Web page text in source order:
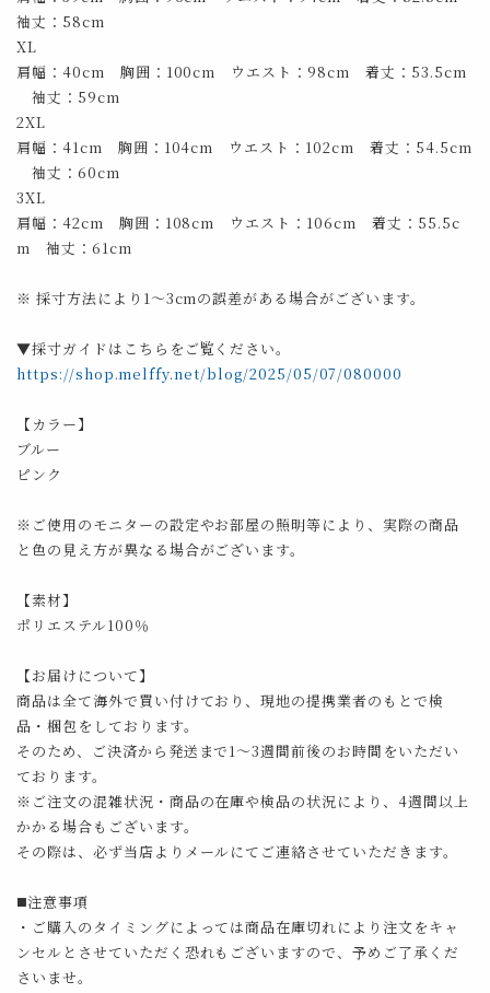
袖丈：58cm
XL
肩幅：40cm 胸囲：100cm ウエスト：98cm 着丈：53.5cm
袖丈：59cm
2XL
肩幅：41cm 胸囲：104cm ウエスト：102cm 着丈：54.5cm
袖丈：60cm
3XL
肩幅：42cm 胸囲：108cm ウエスト：106cm 着丈：55.5c
m 袖丈：61cm
※ 採寸方法により1～3cmの誤差がある場合がございます。
▼採寸ガイドはこちらをご覧ください。
https://shop.melffy.net/blog/2025/05/07/080000
【カラー】
ブルー
ピンク
※ご使用のモニターの設定やお部屋の照明等により、実際の商品
と色の見え方が異なる場合がございます。
【素材】
ポリエステル100％
【お届けについて】
商品は全て海外で買い付けており、現地の提携業者のもとで検
品・梱包をしております。
そのため、ご決済から発送まで1～3週間前後のお時間をいただい
ております。
※ご注文の混雑状況・商品の在庫や検品の状況により、4週間以上
かかる場合もございます。
その際は、必ず当店よりメールにてご連絡させていただきます。
◼️注意事項
・ご購入のタイミングによっては商品在庫切れにより注文をキャ
ンセルとさせていただく恐れもございますので、予めご了承くだ
さいませ。